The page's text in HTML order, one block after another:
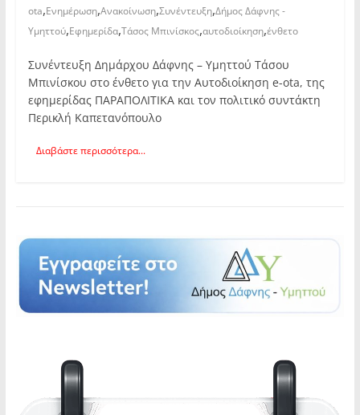
ota,Ενημέρωση,Ανακοίνωση,Συνέντευξη,Δήμος Δάφνης -
Υμηττού,Εφημερίδα,Τάσος Μπινίσκος,αυτοδιοίκηση,ένθετο
Συνέντευξη Δημάρχου Δάφνης – Υμηττού Τάσου
Μπινίσκου στο ένθετο για την Αυτοδιοίκηση e-ota, της
εφημερίδας ΠΑΡΑΠΟΛΙΤΙΚΑ και τον πολιτικό συντάκτη
Περικλή Καπετανόπουλο
Διαβάστε περισσότερα...